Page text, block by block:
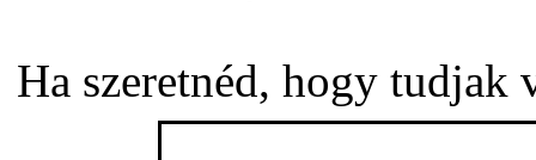
Ha szeretnéd, hogy